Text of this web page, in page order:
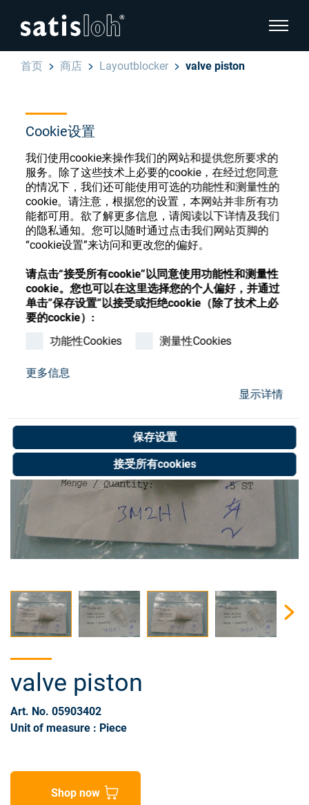
Cookie设置
我们使用cookie来操作我们的网站和提供您所要求的
服务。除了这些技术上必要的cookie，在经过您同意
的情况下，我们还可能使用可选的功能性和测量性的
cookie。请注意，根据您的设置，本网站并非所有功
能都可用。欲了解更多信息，请阅读以下详情及我们
的隐私通知。您可以随时通过点击我们网站页脚的
“cookie设置”来访问和更改您的偏好。
请点击“接受所有cookie”以同意使用功能性和测量性
cookie。您也可以在这里选择您的个人偏好，并通过
单击”保存设置”以接受或拒绝cookie（除了技术上必
要的cockie）:
功能性Cookies
测量性Cookies
更多信息
显示详情
保存设置
接受所有cookies
显示页
汉语
眼镜光学
精密光学
加入我们
Store
隐藏页面导航
English
Deutsch
Español
Français
首页 商店 Layoutblocker valve piston
眼镜光学耗材商店
注册或登录以访问您的帐户，并了解我们的各
种眼镜光学耗材
注册 登录
valve piston
Art. No. 05903402
Unit of measure : Piece
Shop now